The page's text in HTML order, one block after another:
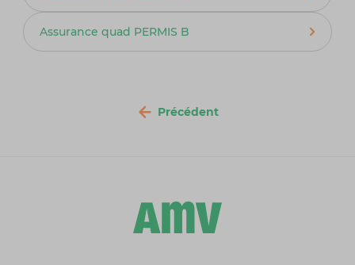
Assurance quad PERMIS B
Précédent